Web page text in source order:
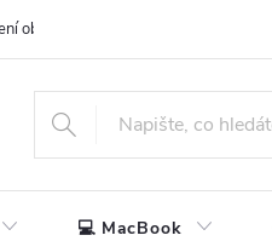
obchodu
💻 MacBook